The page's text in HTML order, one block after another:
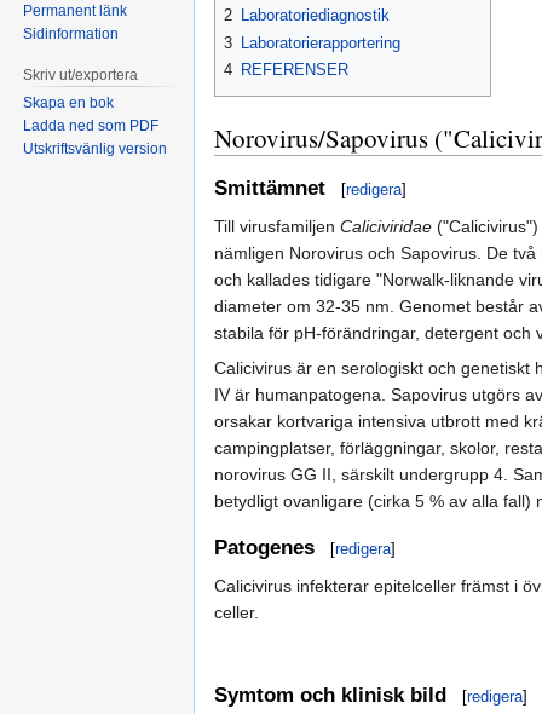
2 Laboratoriediagnostik
3 Laboratorierapportering
4 REFERENSER
Norovirus/Sapovirus
Smittämnet [redigera]
Till virusfamiljen Caliciviridae
nämligen Norovirus och Sapovirus. De
och kallades tidigare "Norwalk-liknande
diameter om 32-35 nm. Genomet består
stabila för pH-förändringar, detergent och
Calicivirus är en serologiskt och
IV är humanpatogena. Sapovirus utgörs
orsakar kortvariga intensiva utbrott med
campingplatser, förläggningar, skolor,
norovirus GG II, särskilt undergrupp 4.
betydligt ovanligare (cirka 5 % av alla
Patogenes [redigera]
Calicivirus infekterar epitelceller främst i
celler.
Symtom och klinisk bild [redigera]
Permanent länk
Sidinformation
Skriv ut/exportera
Skapa en bok
Ladda ned som PDF
Utskriftsvänlig version